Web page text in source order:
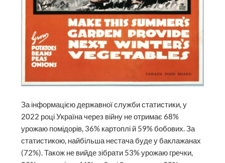
За інформацією державної служби статистики, у
2022 році Україна через війну не отримає 68%
урожаю помідорів, 36% картоплі й 59% бобових. За
статистикою, найбільша нестача буде у баклажанах
(72%). Також не вийде зібрати 53% урожаю гречки,